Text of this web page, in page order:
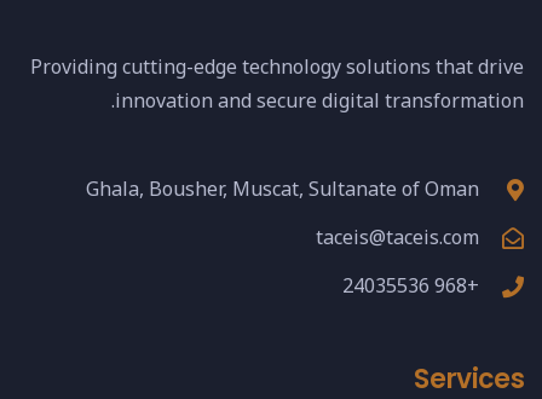
Providing cutting-edge technology solutions that drive
innovation and secure digital transformation.
Ghala, Bousher, Muscat, Sultanate of Oman
taceis@taceis.com
+968 24035536
Services